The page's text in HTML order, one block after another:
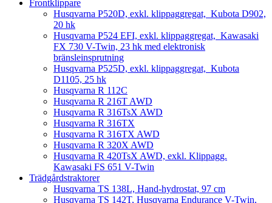
Frontklippare
Husqvarna P520D, exkl. klippaggregat, Kubota D902,
20 hk
Husqvarna P524 EFI, exkl. klippaggregat, Kawasaki
FX 730 V-Twin, 23 hk med elektronisk
bränsleinsprutning
Husqvarna P525D, exkl. klippaggregat, Kubota
D1105, 25 hk
Husqvarna R 112C
Husqvarna R 216T AWD
Husqvarna R 316TsX AWD
Husqvarna R 316TX
Husqvarna R 316TX AWD
Husqvarna R 320X AWD
Husqvarna R 420TsX AWD, exkl. Klippagg.
Kawasaki FS 651 V-Twin
Trädgårdstraktorer
Husqvarna TS 138L, Hand-hydrostat, 97 cm
Husqvarna TS 142T, Husqvarna Endurance V-Twin,